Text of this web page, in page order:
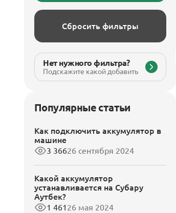
Сбросить фильтры
Нет нужного фильтра?
Подскажите какой добавить
Популярные статьи
Как подключить аккумулятор в
машине
3 36626 сентября 2024
Какой аккумулятор
устанавливается на Субару
Аутбек?
1 461 26 мая 2024